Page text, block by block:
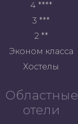
4 ****
3 ***
2 **
Эконом класса
Хостелы
Областные
отели